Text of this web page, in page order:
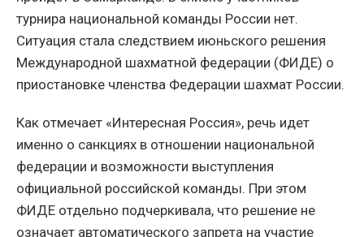
турнира национальной команды России нет.
Ситуация стала следствием июньского решения
Международной шахматной федерации (ФИДЕ) о
приостановке членства Федерации шахмат России.
Как отмечает «Интересная Россия», речь идет
именно о санкциях в отношении национальной
федерации и возможности выступления
официальной российской команды. При этом
ФИДЕ отдельно подчеркивала, что решение не
означает автоматического запрета на участие